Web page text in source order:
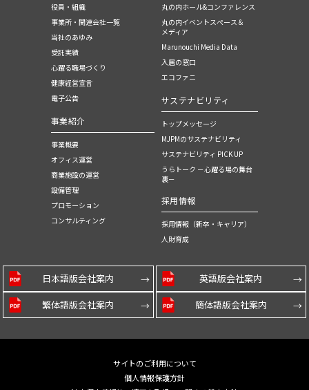
役員・組織
事業所・関連会社一覧
当社のあゆみ
受託実績
心躍る職場づくり
健康経営宣言
電子公告
事業紹介
事業概要
オフィス運営
商業施設の運営
設備管理
プロモーション
コンサルティング
丸の内ホール&コンファレンス
丸の内イベントスぺース＆
メディア
Marunouchi Media Data
入居の窓口
エコファニ
サステナビリティ
トップメッセージ
MJPMのサステナビリティ
サステナビリティ PICK UP
うらトーク －心躍る場の舞台
裏－
採用情報
採用情報（新卒・キャリア）
人財育成
日本語版会社案内
英語版会社案内
繁体語版会社案内
簡体語版会社案内
サイトのご利用について
個人情報保護方針